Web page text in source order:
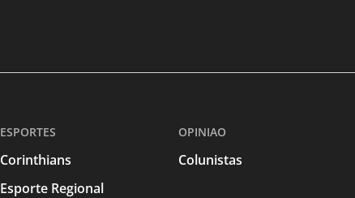
ESPORTES
Corinthians
Esporte Regional
OPINIAO
Colunistas